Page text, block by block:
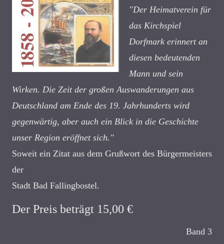
"Der Heimatverein für
das Kirchspiel
Dorfmark erinnert an
diesen bedeutenden
Mann und sein
Wirken. Die Zeit der großen Auswanderungen aus
Deutschland am Ende des 19. Jahrhunderts wird
gegenwärtig, aber auch ein Blick in die Geschichte
unser Region eröffnet sich."
Soweit ein Zitat aus dem Grußwort des Bürgermeisters
der
Stadt Bad Fallingbostel.
Der Preis beträgt 15,00 €
Band 3